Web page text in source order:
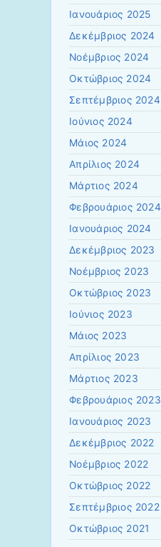
Ιανουάριος 2025
Δεκέμβριος 2024
Νοέμβριος 2024
Οκτώβριος 2024
Σεπτέμβριος 2024
Ιούνιος 2024
Μάιος 2024
Απρίλιος 2024
Μάρτιος 2024
Φεβρουάριος 2024
Ιανουάριος 2024
Δεκέμβριος 2023
Νοέμβριος 2023
Οκτώβριος 2023
Ιούνιος 2023
Μάιος 2023
Απρίλιος 2023
Μάρτιος 2023
Φεβρουάριος 2023
Ιανουάριος 2023
Δεκέμβριος 2022
Νοέμβριος 2022
Οκτώβριος 2022
Σεπτέμβριος 2022
Οκτώβριος 2021